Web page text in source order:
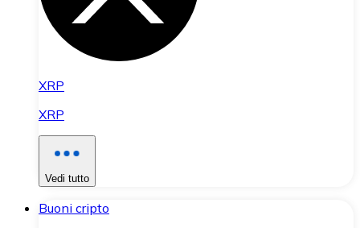
XRP
XRP
Vedi tutto
Buoni cripto